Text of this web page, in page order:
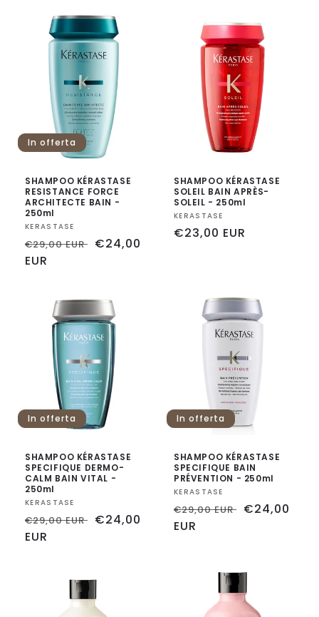
In offerta
SHAMPOO KÉRASTASE
RESISTANCE FORCE
ARCHITECTE BAIN -
250ml
Fornitore:
KERASTASE
Prezzo
di
€29,00 EUR Prezzo
€24,00
EUR
SHAMPOO KÉRASTASE
SOLEIL BAIN APRÈS-
SOLEIL - 250ml
Fornitore:
KERASTASE
Prezzo
€23,00 EUR
In offerta
SHAMPOO KÉRASTASE
SPECIFIQUE DERMO-
CALM BAIN VITAL -
250ml
Fornitore:
KERASTASE
Prezzo
di
€29,00 EUR Prezzo
€24,00
EUR
In offerta
SHAMPOO KÉRASTASE
SPECIFIQUE BAIN
PRÉVENTION - 250ml
Fornitore:
KERASTASE
Prezzo
di
€29,00 EUR Prezzo
€24,00
EUR